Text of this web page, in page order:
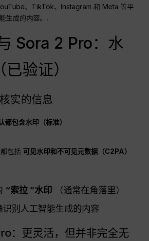
、TikTok、Instagram 和 Meta 等平
生成的内容。.
Sora 2 Pro：水
验证）
实的信息
包含水印（标准）
包括 可见水印和不可见元数据（C2PA）
“索拉 ”水印 （通常在角落里）
识别人工智能生成的内容
：更灵活，但并非完全无